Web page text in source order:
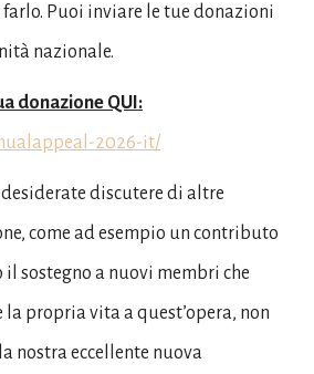
Puoi inviare le tue donazioni
nazionale.
donazione QUI:
2026-it/
desiderate discutere di altre
come ad esempio un contributo
sostegno a nuovi membri che
propria vita a quest’opera, non
nostra eccellente nuova